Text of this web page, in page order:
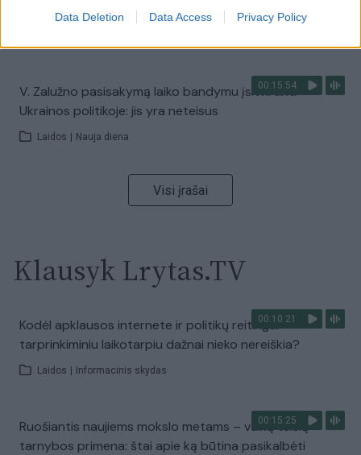
Data Deletion Data Access Privacy Policy
vaizdas pribloškia
00:15:54
V. Zalužno pasisakymą laiko bandymu įsitvirtinti
Ukrainos politikoje: jis yra neteisus
Laidos Nauja diena
Visi įrašai
Klausyk Lrytas.TV
00:10:21
Kodėl apklausos internete ir politikų reitingai
tarprinkiminiu laikotarpiu dažnai nieko nereiškia?
Laidos Informacinis skydas
00:15:25
Ruošiantis naujiems mokslo metams – vaikų teisių
tarnybos primena: štai apie ką būtina pasikalbėti